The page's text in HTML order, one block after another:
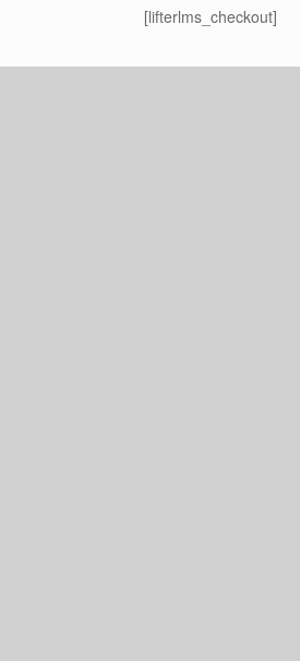
[lifterlms_checkout]